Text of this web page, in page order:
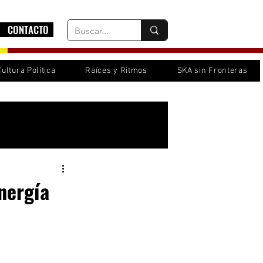
CONTACTO
Política Raíces y Ritmos SKA sin Fronteras